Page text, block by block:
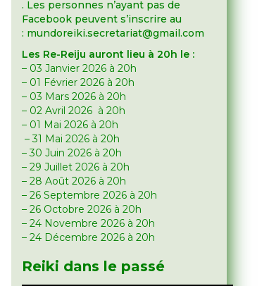
. Les personnes n’ayant pas de
Facebook peuvent s’inscrire au
: mundoreiki.secretariat@gmail.com
Les Re-Reiju auront lieu à 20h le :
– 03 Janvier 2026 à 20h
– 01 Février 2026 à 20h
– 03 Mars 2026 à 20h
– 02 Avril 2026 à 20h
– 01 Mai 2026 à 20h
– 31 Mai 2026 à 20h
– 30 Juin 2026 à 20h
– 29 Juillet 2026 à 20h
– 28 Août 2026 à 20h
– 26 Septembre 2026 à 20h
– 26 Octobre 2026 à 20h
– 24 Novembre 2026 à 20h
– 24 Décembre 2026 à 20h
Reiki dans le passé